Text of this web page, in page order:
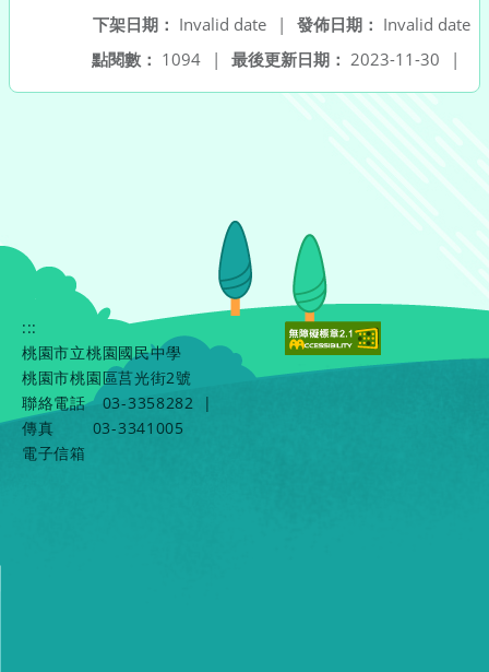
發佈日期： Invalid date
下架日期： Invalid date
|
最後更新日期： 2023-11-30 |
點閱數： 1094 |
:::
桃園市立桃園國民中學
桃園市桃園區莒光街2號
聯絡電話
03-3358282
|
傳真
03-3341005
電子信箱